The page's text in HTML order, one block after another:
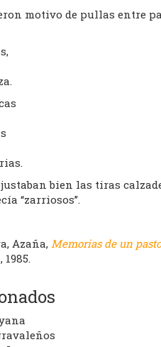
motivo de pullas entre
bien las tiras
“zarriosos”.
Azaña, Memorias de un